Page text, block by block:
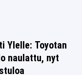
naulattu, nyt
HONKANEN